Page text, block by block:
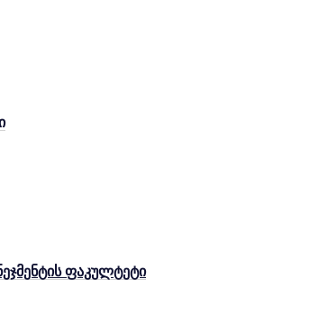
ფაკულტეტი